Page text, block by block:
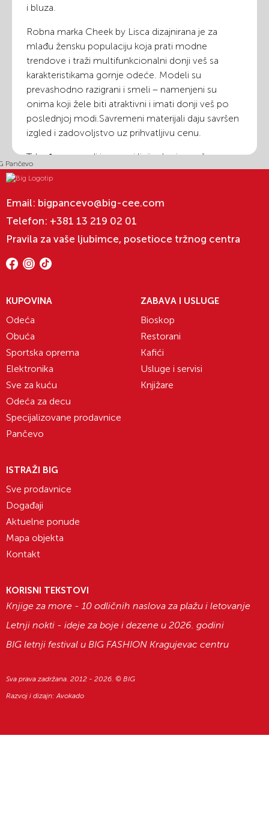
i bluza.
Robna marka Cheek by Lisca dizajnirana je za
mlađu žensku populaciju koja prati modne
trendove i traži multifunkcionalni donji veš sa
karakteristikama gornje odeće. Modeli su
prevashodno razigrani i smeli – namenjeni su
onima koji žele biti atraktivni i imati donji veš po
poslednjoj modi.Savremeni materijali daju savršen
izgled i zadovoljstvo uz prihvatljivu cenu.
Takođe u ponudi imamo i liniju donjeg veša za
muškarce koji je savremen i udoban , namenjen za
sve prilike – kolekcija Lisca Men.
Email: bigpancevo@big-cee.com
Telefon: +381 13 219 02 01
Pravila za vaše ljubimce, posetioce tržnog centra
KUPOVINA
Odeća
Obuća
Sportska oprema
Elektronika
Sve za kuću
Odeća za decu
Specijalizovane prodavnice
Pančevo
ZABAVA I USLUGE
Bioskop
Restorani
Kafići
Usluge i servisi
Knjižare
ISTRAŽI BIG
Sve prodavnice
Događaji
Aktuelne ponude
Mapa objekta
Kontakt
KORISNI TEKSTOVI
Knjige za more - 10 odličnih naslova za plažu i letovanje
Letnji nokti - ideje za boje i dezene u 2026. godini
BIG letnji festival u BIG FASHION Kragujevac centru
Sva prava zadržana. 2012 - 2026. © BIG
Razvoj i dizajn:Avokado